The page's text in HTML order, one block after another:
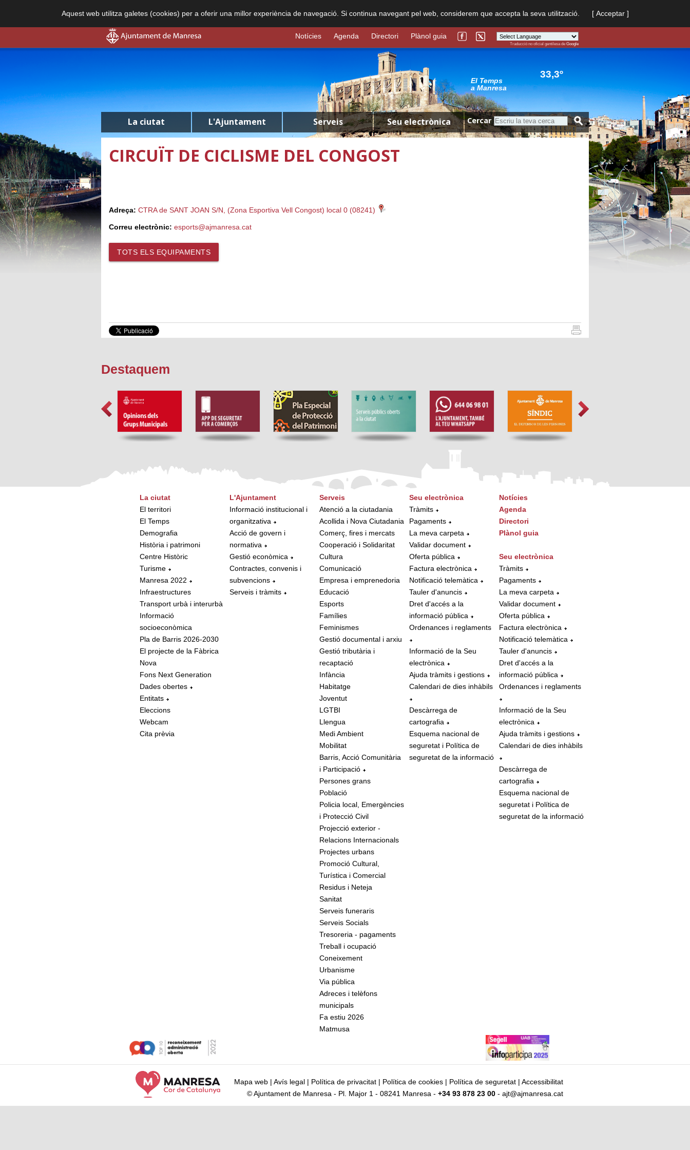
Aquest web utilitza galetes (cookies) per a oferir una millor experiència de navegació. Si continua navegant pel web, considerem que accepta la seva utilització. [ Acceptar ]
Powered by
Traducció no oficial gentilesa de Google
Notícies Agenda Directori Plànol guia
El Temps
a Manresa
33,3º
La ciutat L'Ajuntament Serveis Seu electrònica Cercar
CIRCUÏT DE CICLISME DEL CONGOST
Adreça: CTRA de SANT JOAN S/N, (Zona Esportiva Vell Congost) local 0 (08241)
Correu electrònic: esports@ajmanresa.cat
TOTS ELS EQUIPAMENTS
Destaquem
La ciutat
El territori
El Temps
Demografia
Història i patrimoni
Centre Històric
Turisme
Manresa 2022
Infraestructures
Transport urbà i interurbà
Informació
socioeconòmica
Pla de Barris 2026-2030
El projecte de la Fàbrica
Nova
Fons Next Generation
Dades obertes
Entitats
Eleccions
Webcam
Cita prèvia
L'Ajuntament
Informació institucional i
organitzativa
Acció de govern i
normativa
Gestió econòmica
Contractes, convenis i
subvencions
Serveis i tràmits
Serveis
Atenció a la ciutadania
Acollida i Nova Ciutadania
Comerç, fires i mercats
Cooperació i Solidaritat
Cultura
Comunicació
Empresa i emprenedoria
Educació
Esports
Famílies
Feminismes
Gestió documental i arxiu
Gestió tributària i
recaptació
Infància
Habitatge
Joventut
LGTBI
Llengua
Medi Ambient
Mobilitat
Barris, Acció Comunitària
i Participació
Persones grans
Població
Policia local, Emergències
i Protecció Civil
Projecció exterior -
Relacions Internacionals
Projectes urbans
Promoció Cultural,
Turística i Comercial
Residus i Neteja
Sanitat
Serveis funeraris
Serveis Socials
Tresoreria - pagaments
Treball i ocupació
Coneixement
Urbanisme
Via pública
Adreces i telèfons
municipals
Fa estiu 2026
Matmusa
Seu electrònica
Tràmits
Pagaments
La meva carpeta
Validar document
Oferta pública
Factura electrònica
Notificació telemàtica
Tauler d'anuncis
Dret d'accés a la
informació pública
Ordenances i reglaments
Informació de la Seu
electrònica
Ajuda tràmits i gestions
Calendari de dies inhàbils
Descàrrega de
cartografia
Esquema nacional de
seguretat i Política de
seguretat de la informació
Notícies
Agenda
Directori
Plànol guia
Seu electrònica
Tràmits
Pagaments
La meva carpeta
Validar document
Oferta pública
Factura electrònica
Notificació telemàtica
Tauler d'anuncis
Dret d'accés a la
informació pública
Ordenances i reglaments
Informació de la Seu
electrònica
Ajuda tràmits i gestions
Calendari de dies inhàbils
Descàrrega de
cartografia
Esquema nacional de
seguretat i Política de
seguretat de la informació
Mapa web | Avís legal | Política de privacitat | Política de cookies | Política de seguretat | Accessibilitat
© Ajuntament de Manresa - Pl. Major 1 - 08241 Manresa - +34 93 878 23 00 - ajt@ajmanresa.cat